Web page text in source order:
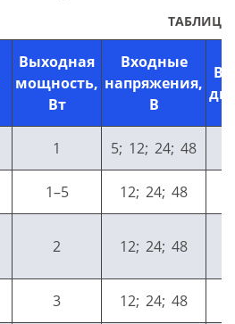
ТАБЛИЦА
Выходная
мощность,
Вт
Входные
напряжения,
В
1 5; 12; 24; 48
1–5 12; 24; 48
2 12; 24; 48
3 12; 24; 48